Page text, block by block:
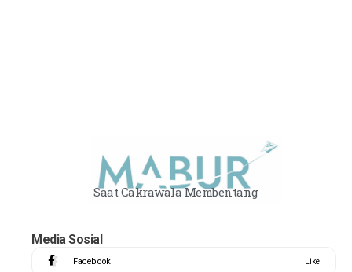
Saat Cakrawala Membentang
Media Sosial
Facebook Like